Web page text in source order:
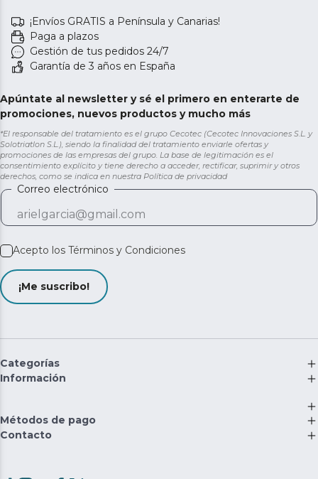
¡Envíos GRATIS a Península y Canarias!
Paga a plazos
Gestión de tus pedidos 24/7
Garantía de 3 años en España
Apúntate al newsletter y sé el primero en enterarte de
promociones, nuevos productos y mucho más
*El responsable del tratamiento es el grupo Cecotec (Cecotec Innovaciones S.L. y
Solotriatlon S.L.), siendo la finalidad del tratamiento enviarle ofertas y
promociones de las empresas del grupo. La base de legitimación es el
consentimiento explícito y tiene derecho a acceder, rectificar, suprimir y otros
derechos, como se indica en nuestra Política de privacidad
Correo electrónico
Acepto los Términos y Condiciones
¡Me suscribo!
Categorías
Información
Métodos de pago
Contacto